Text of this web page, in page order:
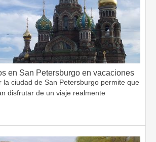
en San Petersburgo en vacaciones
la ciudad de San Petersburgo permite que
disfrutar de un viaje realmente